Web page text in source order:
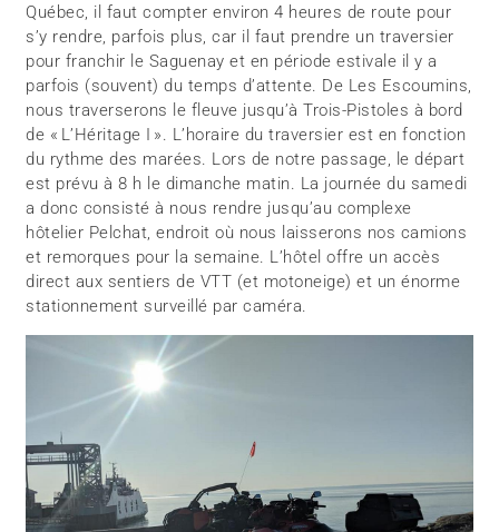
Québec, il faut compter environ 4 heures de route pour
s’y rendre, parfois plus, car il faut prendre un traversier
pour franchir le Saguenay et en période estivale il y a
parfois (souvent) du temps d’attente. De Les Escoumins,
nous traverserons le fleuve jusqu’à Trois-Pistoles à bord
de « L’Héritage I ». L’horaire du traversier est en fonction
du rythme des marées. Lors de notre passage, le départ
est prévu à 8 h le dimanche matin. La journée du samedi
a donc consisté à nous rendre jusqu’au complexe
hôtelier Pelchat, endroit où nous laisserons nos camions
et remorques pour la semaine. L’hôtel offre un accès
direct aux sentiers de VTT (et motoneige) et un énorme
stationnement surveillé par caméra.